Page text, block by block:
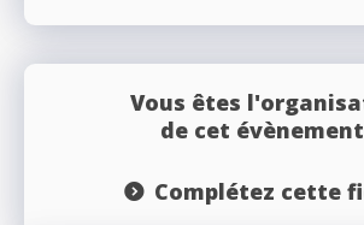
Vous êtes
de cet
Complétez cette